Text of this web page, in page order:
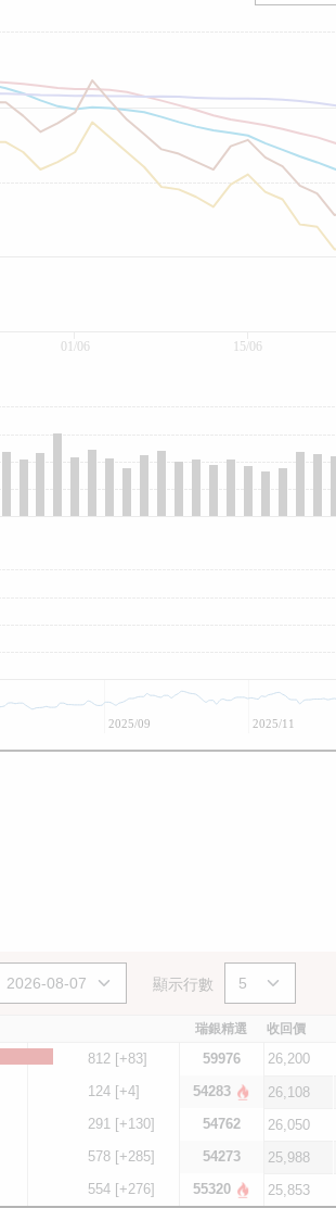
01/06 15/06
2025/09 2025/11
顯示行數
瑞銀精選 收回價
812 [+83] 59976 26,200
124 [+4] 54283 26,108
291 [+130] 54762 26,050
578 [+285] 54273 25,988
554 [+276] 55320 25,853